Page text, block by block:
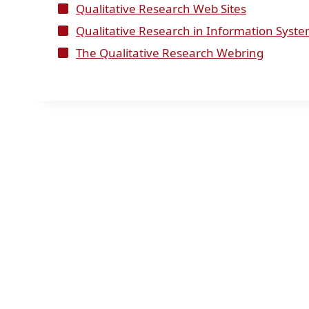
Qualitative Research Web Sites
Qualitative Research in Information
The Qualitative Research Webring